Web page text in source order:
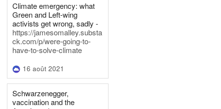
Climate emergency: what
Green and Left-wing
activists get wrong, sadly -
https://jamesomalley.substa
ck.com/p/were-going-to-
have-to-solve-climate
16 août 2021
Schwarzenegger,
vaccination and the